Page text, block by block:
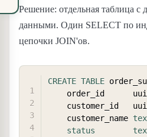
Решение: отдельная таблица с
данными. Один SELECT по
цепочки JOIN'ов.
CREATE TABLE
order_id
customer_id
    customer_name
status